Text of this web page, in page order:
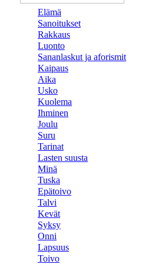
Elämä
Sanoitukset
Rakkaus
Luonto
Sananlaskut ja aforismit
Kaipaus
Aika
Usko
Kuolema
Ihminen
Joulu
Suru
Tarinat
Lasten suusta
Minä
Tuska
Epätoivo
Talvi
Kevät
Syksy
Onni
Lapsuus
Toivo